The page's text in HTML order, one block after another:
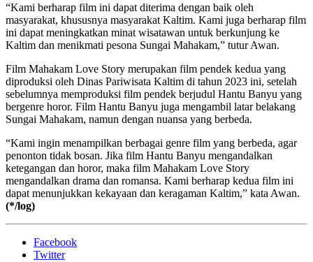
“Kami berharap film ini dapat diterima dengan baik oleh
masyarakat, khususnya masyarakat Kaltim. Kami juga berharap film
ini dapat meningkatkan minat wisatawan untuk berkunjung ke
Kaltim dan menikmati pesona Sungai Mahakam,” tutur Awan.
Film Mahakam Love Story merupakan film pendek kedua yang
diproduksi oleh Dinas Pariwisata Kaltim di tahun 2023 ini, setelah
sebelumnya memproduksi film pendek berjudul Hantu Banyu yang
bergenre horor. Film Hantu Banyu juga mengambil latar belakang
Sungai Mahakam, namun dengan nuansa yang berbeda.
“Kami ingin menampilkan berbagai genre film yang berbeda, agar
penonton tidak bosan. Jika film Hantu Banyu mengandalkan
ketegangan dan horor, maka film Mahakam Love Story
mengandalkan drama dan romansa. Kami berharap kedua film ini
dapat menunjukkan kekayaan dan keragaman Kaltim,” kata Awan.
(*/log)
Facebook
Twitter